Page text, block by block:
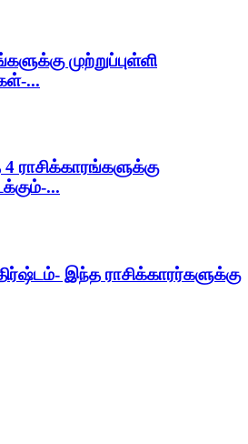
முற்றுப்புள்ளி
...
...
இந்த ராசிக்காரர்களுக்கு